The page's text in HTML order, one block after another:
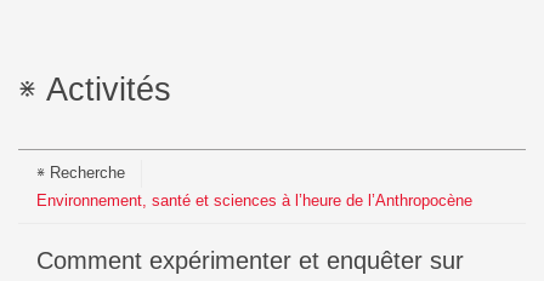
Activités
Recherche
Environnement, santé et sciences à l’heure de l’Anthropocène
Comment expérimenter et enquêter sur